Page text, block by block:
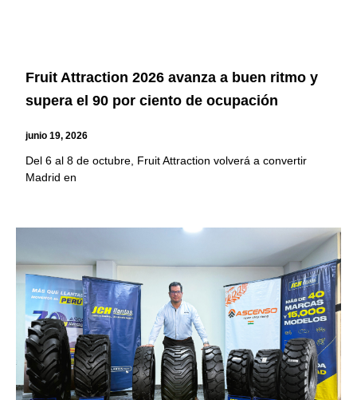
Fruit Attraction 2026 avanza a buen ritmo y
supera el 90 por ciento de ocupación
junio 19, 2026
Del 6 al 8 de octubre, Fruit Attraction volverá a convertir
Madrid en